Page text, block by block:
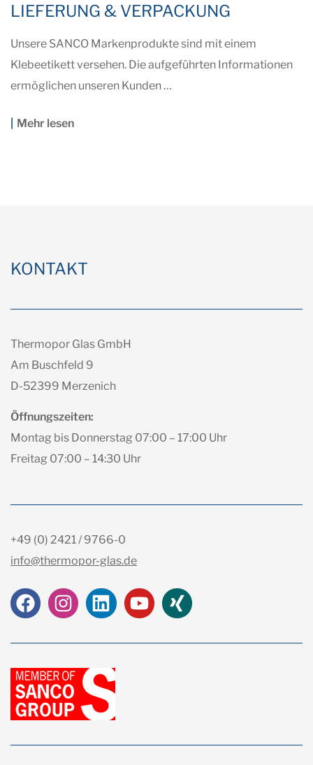
LIEFERUNG & VERPACKUNG
Unsere SANCO Markenprodukte sind mit einem
Klebeetikett versehen. Die aufgeführten Informationen
ermöglichen unseren Kunden …
Mehr lesen
KONTAKT
Thermopor Glas GmbH
Am Buschfeld 9
D-52399 Merzenich
Öffnungszeiten:
Montag bis Donnerstag 07:00 – 17:00 Uhr
Freitag 07:00 – 14:30 Uhr
+49 (0) 2421 / 9766-0
info@thermopor-glas.de